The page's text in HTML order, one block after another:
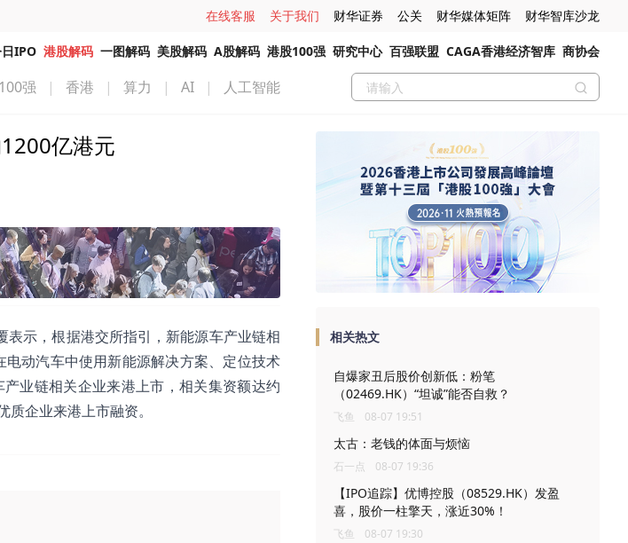
在线客服 关于我们 财华证券 公关 财华媒体矩阵 财华智库沙龙
IPO 港股解码 一图解码 美股解码 A股解码 港股100强 研究中心 百强联盟 CAGA香港经济智库 商协会
强 | 香港 | 算力 | AI | 人工智能
亿港元
表示，根据港交所指引，新能源车产业链相
动汽车中使用新能源解决方案、定位技术
业链相关企业来港上市，相关集资额达约
企业来港上市融资。
相关热文
自爆家丑后股价创新低：粉笔
（02469.HK）“坦诚”能否自救？
飞鱼 08-07 19:51
太古：老钱的体面与烦恼
石一点 08-07 19:36
【IPO追踪】优博控股（08529.HK）发盈
喜，股价一柱擎天，涨近30%！
飞鱼 08-07 19:30